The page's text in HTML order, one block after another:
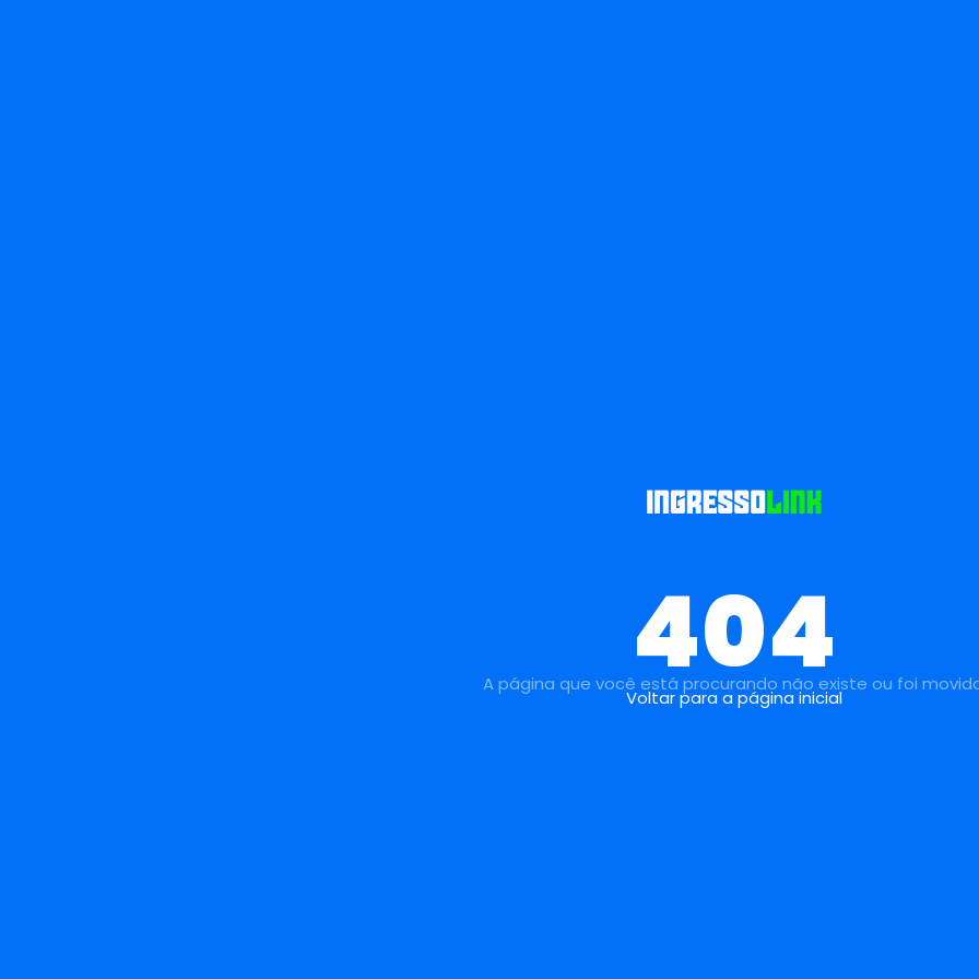
404
A página que você está procurando não existe ou foi
Voltar para a página inicial